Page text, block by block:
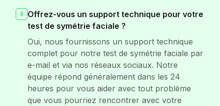
8
Offrez-vous un support technique pour votre
test de symétrie faciale ?
Oui, nous fournissons un support technique
complet pour notre test de symétrie faciale par
e-mail et via nos réseaux sociaux. Notre
équipe répond généralement dans les 24
heures pour vous aider avec tout problème
que vous pourriez rencontrer avec votre